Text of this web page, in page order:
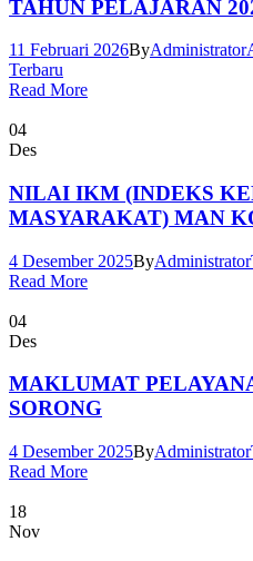
TAHUN PELAJARAN
11 Februari 2026ByAdministrator
Terbaru
Read More
04
Des
NILAI IKM (INDEKS
MASYARAKAT) MAN
4 Desember 2025ByAdministrator
Read More
04
Des
MAKLUMAT
SORONG
4 Desember 2025ByAdministrator
Read More
18
Nov